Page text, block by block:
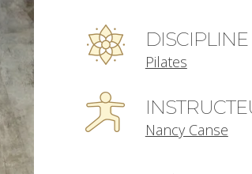
DISCIPLINE
Pilates
Nancy Canse